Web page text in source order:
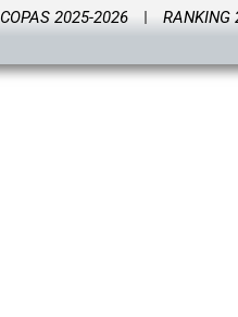
COPAS 2025-2026 RANKING